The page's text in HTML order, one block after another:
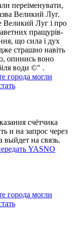
переіменувати,
Великий Луг.
Великий Луг і про
пращурів-
що сила і дух
страшно навіть
опинись воно
води ©" .
города могли
счётчика
и на запрос через
выйдет на связь.
YASNO
города могли